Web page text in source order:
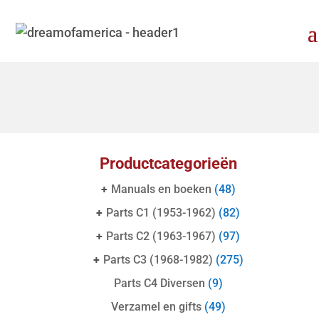
Productcategorieën
+ Manuals en boeken (48)
+ Parts C1 (1953-1962) (82)
+ Parts C2 (1963-1967) (97)
+ Parts C3 (1968-1982) (275)
Parts C4 Diversen (9)
Verzamel en gifts (49)